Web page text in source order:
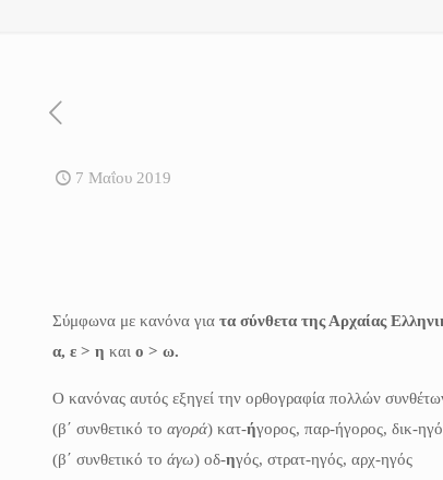
7 Μαΐου 2019
Σύμφωνα με κανόνα γιατα σύνθετα της Αρχαίας
α, ε > η και ο > ω.
Ο κανόνας αυτός εξηγεί την ορθογραφία πολλών
(β΄ συνθετικό το αγορά) κατ-ήγορος, παρ-ήγορος, δικ-
(β΄ συνθετικό το άγω) οδ-ηγός, στρατ-ηγός, αρχ-ηγός